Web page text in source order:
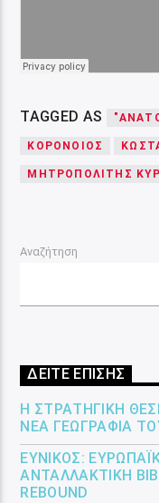
TAGGED AS
ΚΟΡΟΝΟΙΌΣ
ΜΗΤΡΟΠΟΛΊΤΗΣ
Αναζήτηση
ΔΕΙΤΕ ΕΠΙΣΗΣ
Η ΣΤΡΑΤΗΓΙΚΉ
ΝΈΑ ΓΕΩΓΡΑΦΊΑ
ΕΎΝΙΚΟΣ:
ΑΝΤΑΛΛΑΚΤΙΚΉ
REBOUND